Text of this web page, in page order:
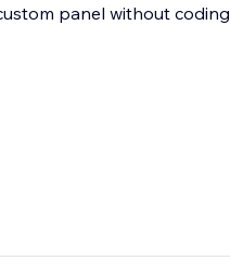
panel without coding